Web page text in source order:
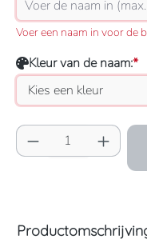
Voer een naam in voor de
Kleur van de naam:*